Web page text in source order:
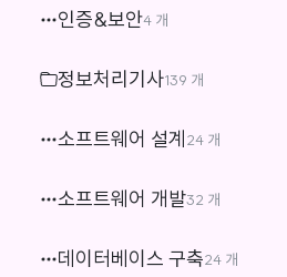
인증&보안4 개
정보처리기사139 개
소프트웨어 설계24 개
소프트웨어 개발32 개
데이터베이스 구축24 개